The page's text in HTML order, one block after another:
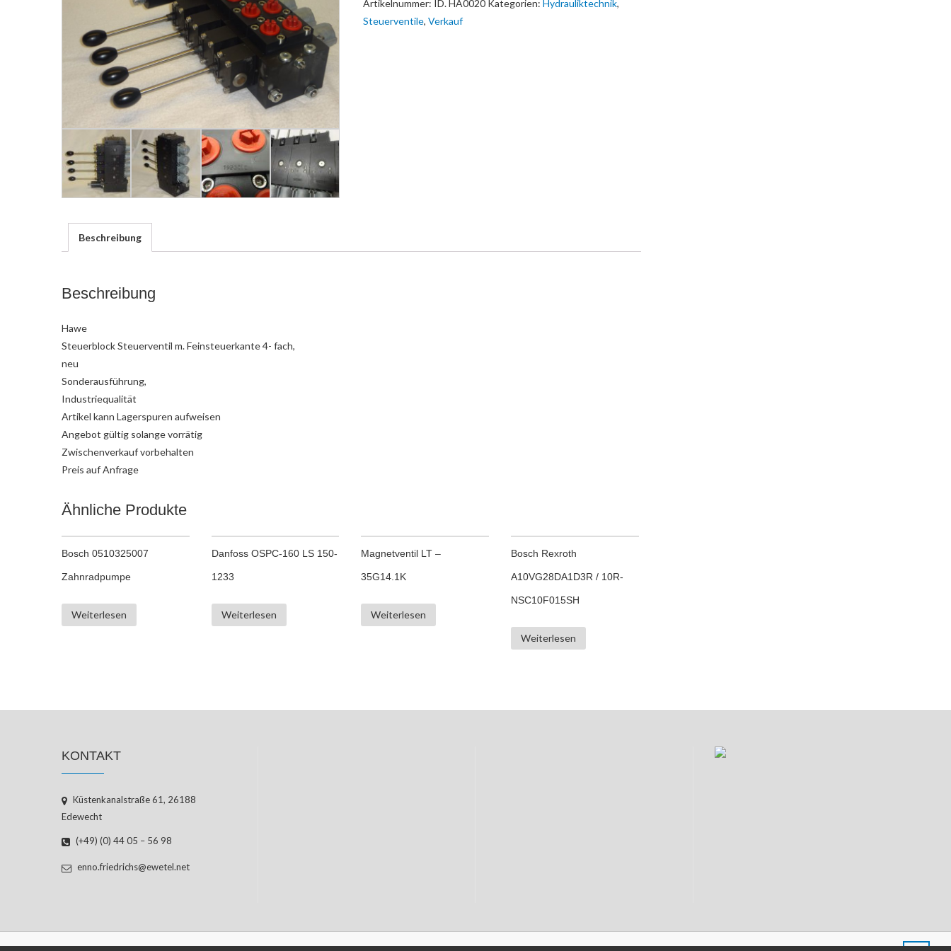
Artikelnummer: ID. HA0020 Kategorien: Hydrauliktechnik,
Steuerventile, Verkauf
Beschreibung
Beschreibung
Hawe
Steuerblock Steuerventil m. Feinsteuerkante 4- fach,
neu
Sonderausführung,
Industriequalität
Artikel kann Lagerspuren aufweisen
Angebot gültig solange vorrätig
Zwischenverkauf vorbehalten
Preis auf Anfrage
Ähnliche Produkte
Bosch 0510325007
Zahnradpumpe
Weiterlesen
Danfoss OSPC-160 LS 150-
1233
Weiterlesen
Magnetventil LT –
35G14.1K
Weiterlesen
Bosch Rexroth
A10VG28DA1D3R / 10R-
NSC10F015SH
Weiterlesen
KONTAKT
Küstenkanalstraße 61, 26188
Edewecht
(+49) (0) 44 05 – 56 98
enno.friedrichs@ewetel.net